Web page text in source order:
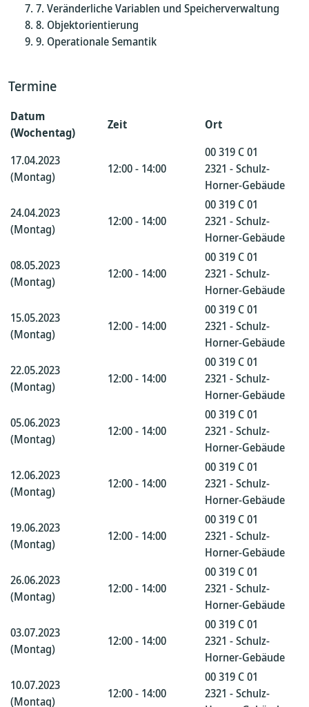
Veränderliche Variablen und Speicherverwaltung
Objektorientierung
Operationale Semantik
Termine
Datum
(Wochentag)
Zeit Ort
17.04.2023
(Montag)
12:00 - 14:00
00 319 C 01
2321 - Schulz-
Horner-Gebäude
24.04.2023
(Montag)
12:00 - 14:00
00 319 C 01
2321 - Schulz-
Horner-Gebäude
08.05.2023
(Montag)
12:00 - 14:00
00 319 C 01
2321 - Schulz-
Horner-Gebäude
15.05.2023
(Montag)
12:00 - 14:00
00 319 C 01
2321 - Schulz-
Horner-Gebäude
22.05.2023
(Montag)
12:00 - 14:00
00 319 C 01
2321 - Schulz-
Horner-Gebäude
05.06.2023
(Montag)
12:00 - 14:00
00 319 C 01
2321 - Schulz-
Horner-Gebäude
12.06.2023
(Montag)
12:00 - 14:00
00 319 C 01
2321 - Schulz-
Horner-Gebäude
19.06.2023
(Montag)
12:00 - 14:00
00 319 C 01
2321 - Schulz-
Horner-Gebäude
26.06.2023
(Montag)
12:00 - 14:00
00 319 C 01
2321 - Schulz-
Horner-Gebäude
03.07.2023
(Montag)
12:00 - 14:00
00 319 C 01
2321 - Schulz-
Horner-Gebäude
10.07.2023
(Montag)
12:00 - 14:00
00 319 C 01
2321 - Schulz-